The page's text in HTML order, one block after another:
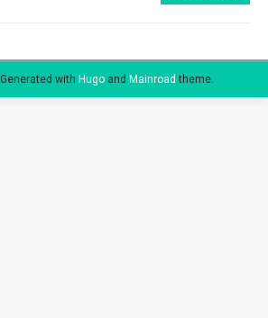
Generated with Hugoand Mainroad theme.